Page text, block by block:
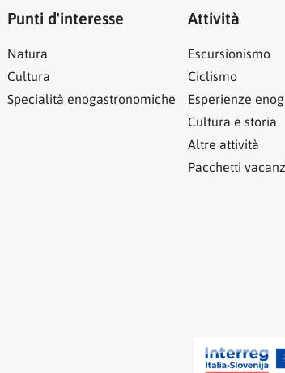
Punti d'interesse
Natura
Cultura
Specialità enogastronomiche
Attività
Escursionismo
Ciclismo
Esperienze
Cultura e storia
Altre attività
Pacchetti